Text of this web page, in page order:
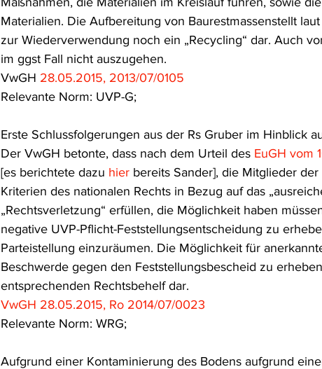
Materialien. Die Aufbereitung von Baurestmassenstellt
zur Wiederverwendung noch ein „Recycling“ dar. Auch
im ggst Fall nicht auszugehen.
VwGH 28.05.2015, 2013/07/0105
Relevante Norm: UVP-G;
Erste Schlussfolgerungen aus der Rs Gruber im Hinblick
Der VwGH betonte, dass nach dem Urteil des EuGH vom
[es berichtete dazu hier bereits Sander], die Mitglieder
Kriterien des nationalen Rechts in Bezug auf das
„Rechtsverletzung“ erfüllen, die Möglichkeit haben
negative UVP-Pflicht-Feststellungsentscheidung zu
Parteistellung einzuräumen. Die Möglichkeit für
Beschwerde gegen den Feststellungsbescheid zu
entsprechenden Rechtsbehelf dar.
VwGH 28.05.2015, Ro 2014/07/0023
Relevante Norm: WRG;
Aufgrund einer Kontaminierung des Bodens aufgrund